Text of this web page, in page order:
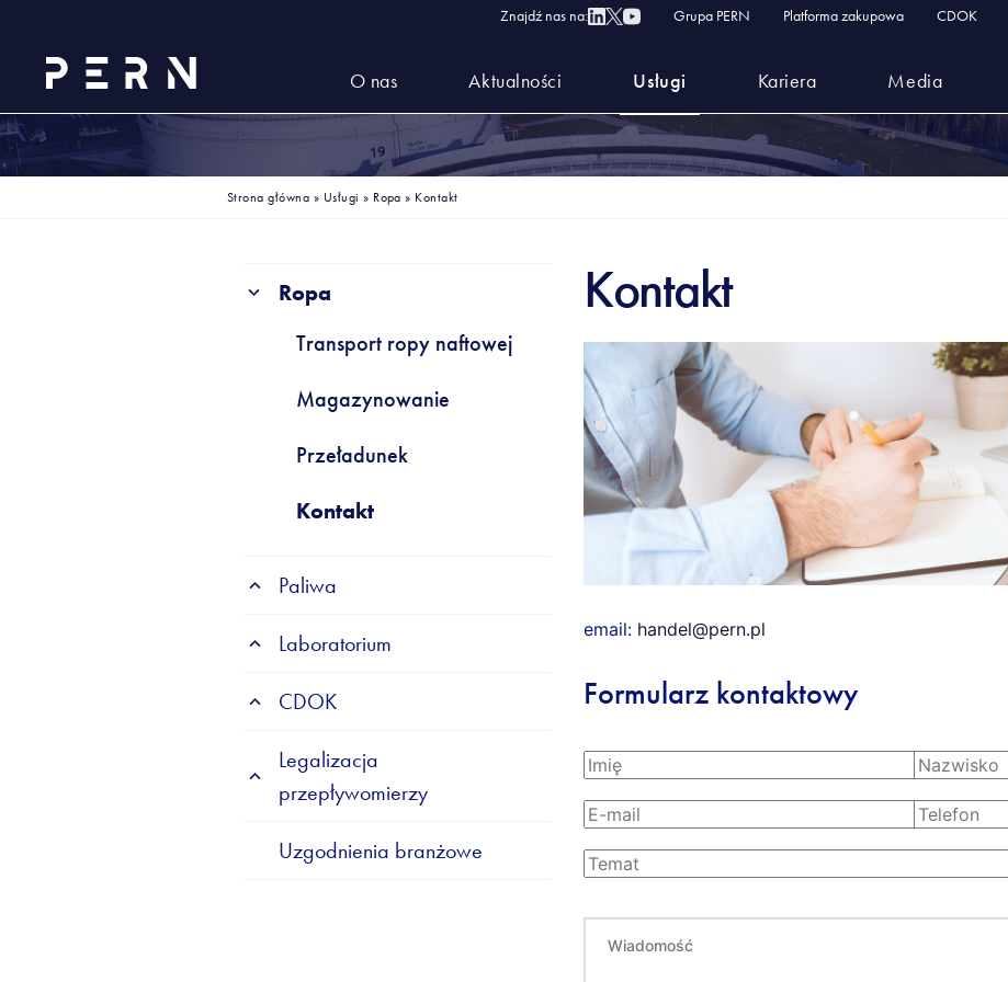
Znajdź nas na: Grupa PERN Platforma zakupowa CDOK
O nas Aktualności Usługi Kariera Media
Strona główna » Usługi » Ropa » Kontakt
Ropa
Transport ropy naftowej
Magazynowanie
Przeładunek
Kontakt
Paliwa
Laboratorium
CDOK
Legalizacja
przepływomierzy
Uzgodnienia branżowe
Kontakt
email: handel@pern.pl
Formularz kontaktowy